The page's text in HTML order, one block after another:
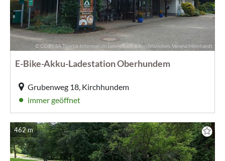
© CC-BY-SA Tourist-Information Lennestadt & Kirchhundem, Verena Meinhardt
E-Bike-Akku-Ladestation Oberhundem
Grubenweg 18, Kirchhundem
immer geöffnet
462 m